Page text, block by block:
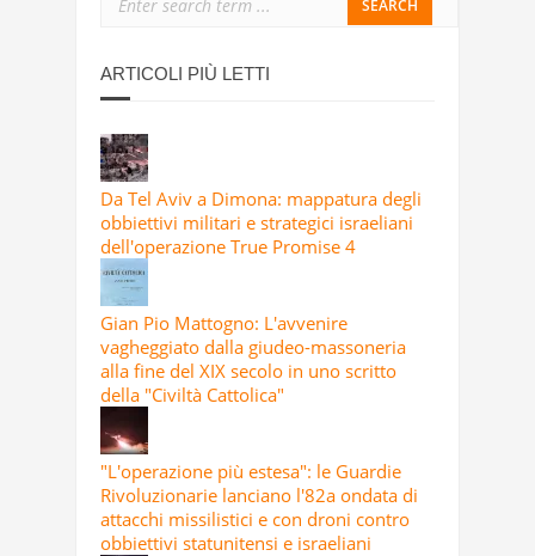
ARTICOLI PIÙ LETTI
Da Tel Aviv a Dimona: mappatura degli
obbiettivi militari e strategici israeliani
dell'operazione True Promise 4
Gian Pio Mattogno: L'avvenire
vagheggiato dalla giudeo-massoneria
alla fine del XIX secolo in uno scritto
della "Civiltà Cattolica"
"L'operazione più estesa": le Guardie
Rivoluzionarie lanciano l'82a ondata di
attacchi missilistici e con droni contro
obbiettivi statunitensi e israeliani